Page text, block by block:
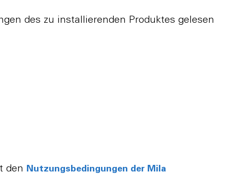
des zu installierenden Produktes gelesen
den Nutzungsbedingungen der Mila